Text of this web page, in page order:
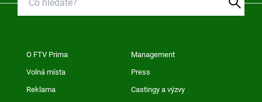
O FTV Prima Management
Volná místa Press
Reklama Castingy a výzvy